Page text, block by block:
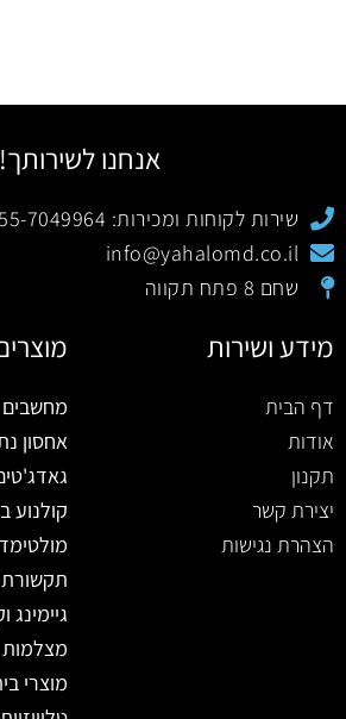
אנחנו לשירותך!
שירות לקוחות ומכירות: 055-7049964
info@yahalomd.co.il
שחם 8 פתח תקווה
מידע ושירות
דף הבית
אודות
תקנון
יצירת קשר
הצהרת נגישות
מחשבים
אחסון
קולנוע
תקשורת
גיימינג
מצלמות
מוצרי